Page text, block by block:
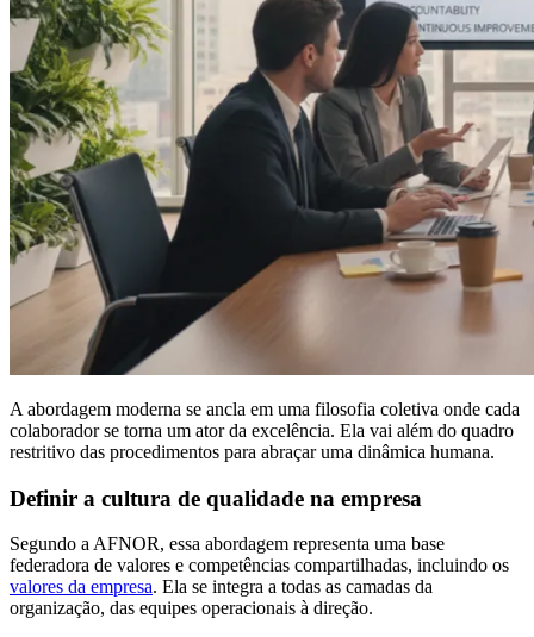
A abordagem moderna se ancla em uma filosofia coletiva onde cada
colaborador se torna um ator da excelência. Ela vai além do quadro
restritivo das procedimentos para abraçar uma dinâmica humana.
Definir a cultura de qualidade na empresa
Segundo a AFNOR, essa abordagem representa uma base
federadora de valores e competências compartilhadas, incluindo os
valores da empresa. Ela se integra a todas as camadas da
organização, das equipes operacionais à direção.